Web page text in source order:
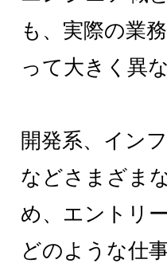
も、実際の業
って大きく異
開発系、イン
などさまざま
め、エントリ
どのような仕